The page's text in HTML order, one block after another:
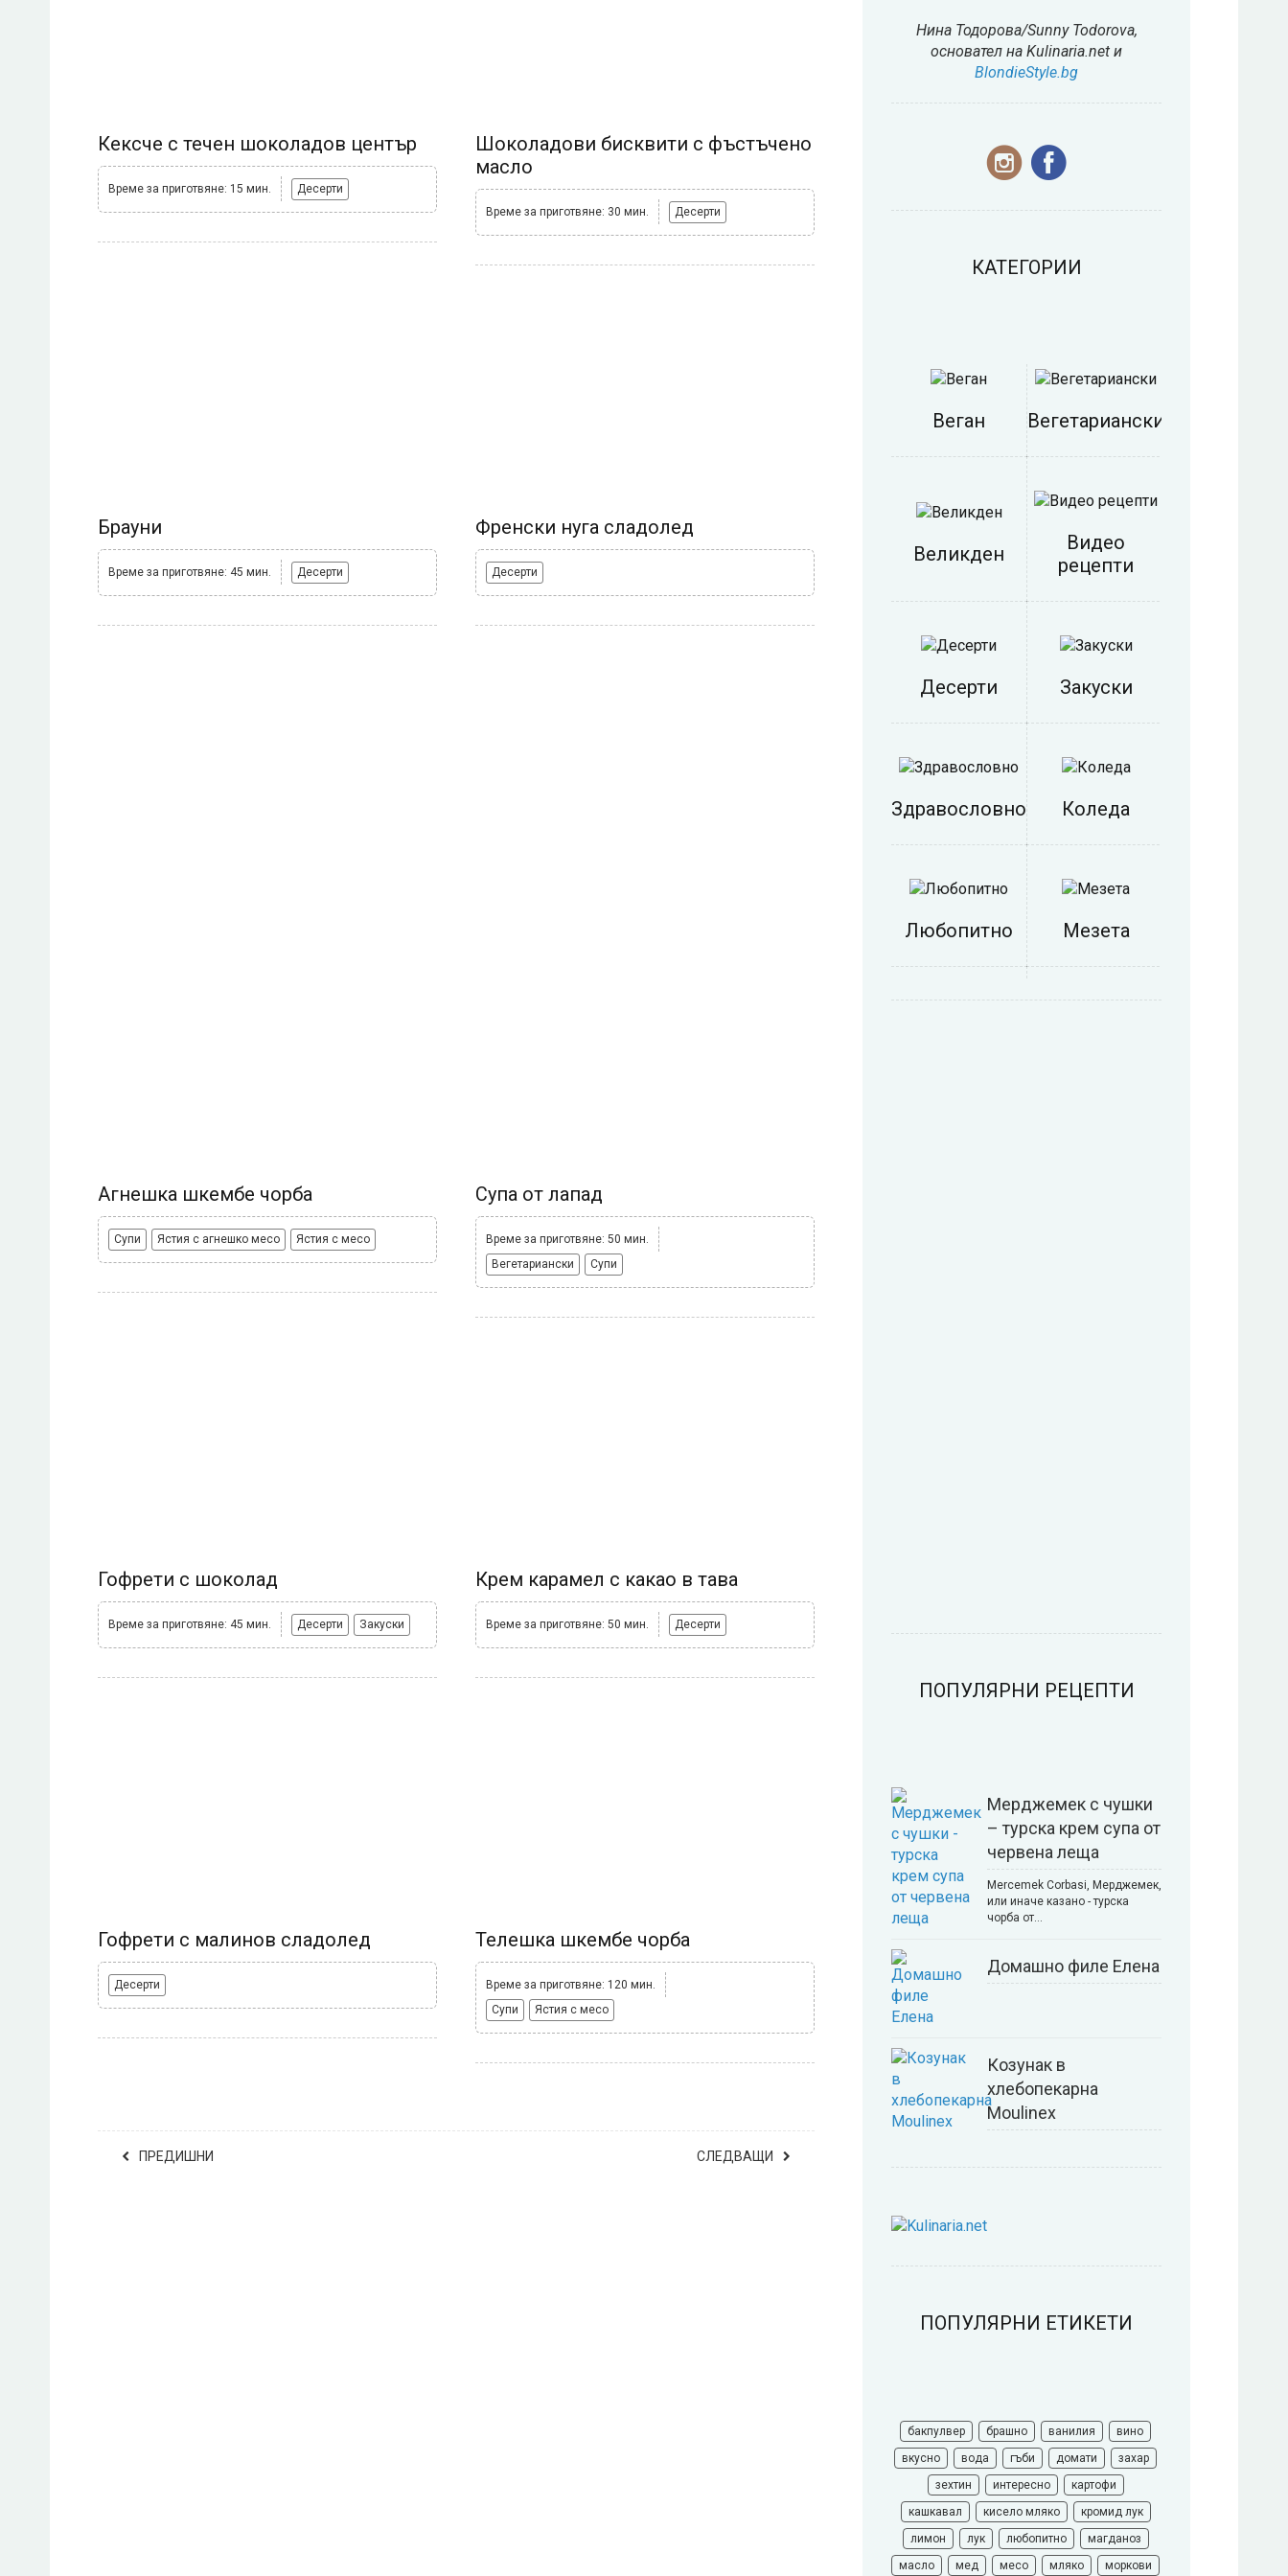
Кексче с течен шоколадов център
Време за приготвяне: 15 мин. Десерти
Шоколадови бисквити с фъстъчено
масло
Време за приготвяне: 30 мин. Десерти
Брауни
Време за приготвяне: 45 мин. Десерти
Френски нуга сладолед
Десерти
Агнешка шкембе чорба
Супи Ястия с агнешко месо Ястия с месо
Супа от лапад
Време за приготвяне: 50 мин.
Вегетариански
Супи
Гофрети с шоколад
Време за приготвяне: 45 мин. Десерти Закуски
Крем карамел с какао в тава
Време за приготвяне: 50 мин. Десерти
Гофрети с малинов сладолед
Десерти
Телешка шкембе чорба
Време за приготвяне: 120 мин.
Супи
Ястия с месо
ПРЕДИШНИ СЛЕДВАЩИ
Нина Тодорова/Sunny Todorova,
основател на Kulinaria.net и
BlondieStyle.bg
КАТЕГОРИИ
Веган Вегетариански
Великден
Видео
рецепти
Десерти Закуски
Здравословно Коледа
Любопитно Мезета
ПОПУЛЯРНИ РЕЦЕПТИ
Мерджемек с чушки
– турска крем супа от
червена леща
Mercemek Corbasi, Мерджемек,
или иначе казано - турска
чорба от…
Домашно филе Елена
Козунак в
хлебопекарна
Moulinex
ПОПУЛЯРНИ ЕТИКЕТИ
бакпулвер брашно ванилия
вино
вкусно
вода гъби домати
захар
зехтин
интересно
картофи
кашкавал
кисело мляко
кромид лук
лимон
лук любопитно
магданоз
масло
мед месо мляко моркови